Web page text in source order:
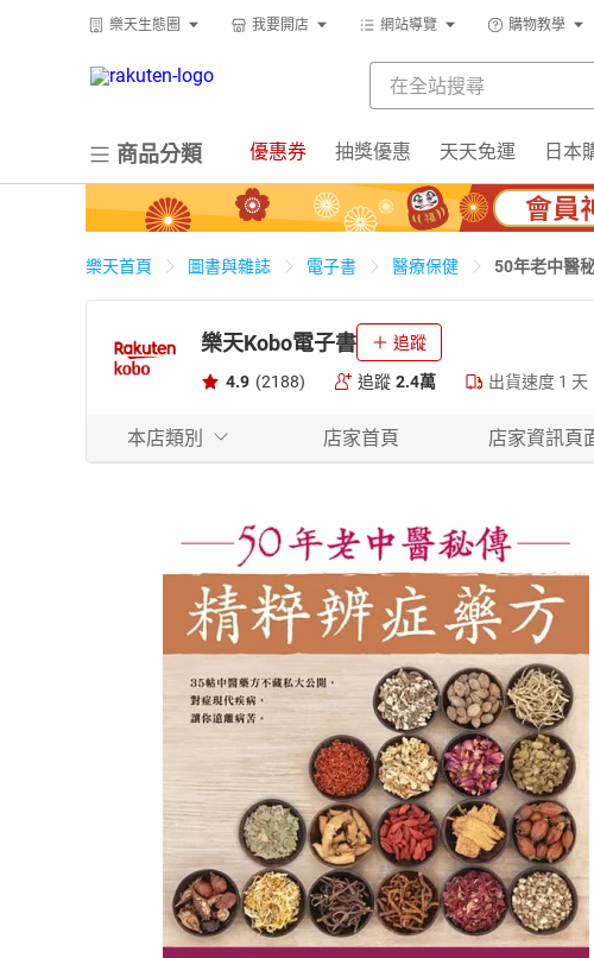
樂天生態圈 我要開店 網站導覽 購物教學
商品分類 優惠券 抽獎優惠 天天免運 日本
樂天首頁 圖書與雜誌 電子書 醫療保健 50年老中醫
樂天Kobo電子書 追蹤
4.9 (2188) 追蹤 2.4萬 出貨速度 1 天
本店類別 店家首頁 店家資訊頁